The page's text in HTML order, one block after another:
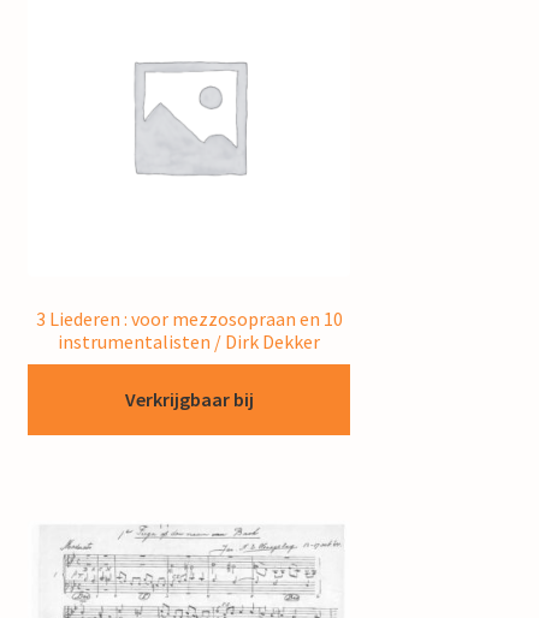
3 Liederen : voor mezzosopraan en 10
instrumentalisten / Dirk Dekker
Verkrijgbaar bij